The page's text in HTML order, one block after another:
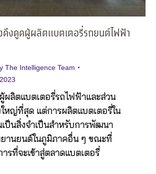
ดึงดูดผู้ผลิตแบตเตอรี่รถยนต์ไฟฟ้า
The Intelligence Team
ผลิตแบตเตอรี่รถไฟฟ้าและส่วน
หญ่ที่สุด แต่การผลิตแบตเตอรี่ใน
ป็นสิ่งจำเป็นสำหรับการพัฒนา
านยนต์ในภูมิภาคอื่น ๆ ขณะที่
รที่จะเข้าสู่ตลาดแบตเตอรี่